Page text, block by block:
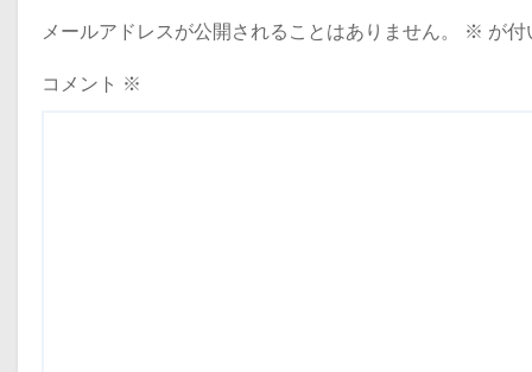
シ
ョ
メールアドレスが公開されることはありません。 ※ が付
コメント ※